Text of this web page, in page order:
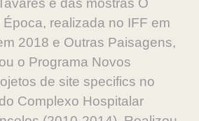
e das mostras O
realizada no IFF em
2018 e Outras Paisagens,
o Programa Novos
de site specifics no
Complexo Hospitalar